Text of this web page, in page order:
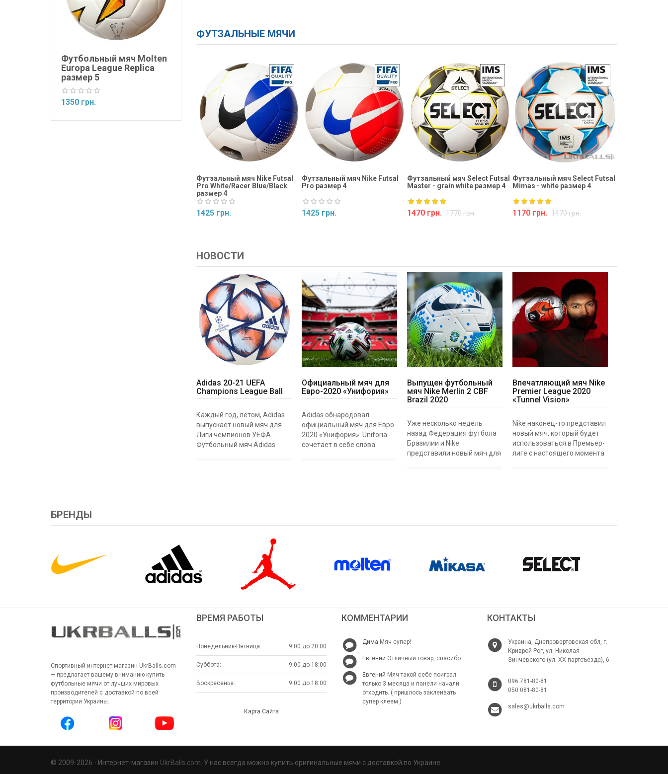
Футбольный мяч Molten
Europa League Replica
размер 5
1350 грн.
ФУТЗАЛЬНЫЕ МЯЧИ
Футзальный мяч Nike Futsal
Pro White/Racer Blue/Black
размер 4
1425 грн.
Футзальный мяч Nike Futsal
Pro размер 4
1425 грн.
Футзальный мяч Select Futsal
Master - grain white размер 4
1470 грн. 1770 грн.
Футзальный мяч Select Futsal
Mimas - white размер 4
1170 грн. 1470 грн.
НОВОСТИ
Adidas 20-21 UEFA
Champions League Ball
Каждый год, летом, Adidas
выпускает новый мяч для
Лиги чемпионов УЕФА.
Футбольный мяч Adidas
Официальный мяч для
Евро-2020 «Унифория»
Adidas обнародовал
официальный мяч для Евро
2020 «Унифория». Uniforia
сочетает в себе слова
Выпущен футбольный
мяч Nike Merlin 2 CBF
Brazil 2020
Уже несколько недель
назад Федерация футбола
Бразилии и Nike
представили новый мяч для
Впечатляющий мяч Nike
Premier League 2020
«Tunnel Vision»
Nike наконец-то представил
новый мяч, который будет
использоваться в Премьер-
лиге с настоящего момента
БРЕНДЫ
Спортивный интернет-магазин UkrBalls.com
— предлагает вашему вниманию купить
футбольные мячи от лучших мировых
производителей с доставкой по всей
территории Украины.
ВРЕМЯ РАБОТЫ
Нонедельник-Пятница: 9:00 до 20:00
Суббота: 9:00 до 18:00
Воскресенье: 9:00 до 18:00
Карта Сайта
КОММЕНТАРИИ
Дима Мяч супер!
Евгений Отличный товар, спасибо
Евгений Мяч такой себе поиграл
только 3 месяца и панели начали
отходить. ( пришлось заклеивать
супер клеем )
КОНТАКТЫ
Украина, Днепровертовская обл, г.
Криврой Рог, ул. Николая
Зинчевского (ул. ХХ партсъезда), 6
096 781-80-81
050 081-80-81
sales@ukrballs.com
© 2009-2026 - Интернет-магазин UkrBalls.com . У нас всегда можно купить оригинальные мячи с доставкой по Украине.